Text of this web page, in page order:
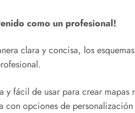
como un profesional!
clara y concisa, los
fácil de usar para crear mapas
opciones de